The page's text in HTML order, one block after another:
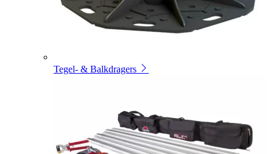
Tegel- & Balkdragers